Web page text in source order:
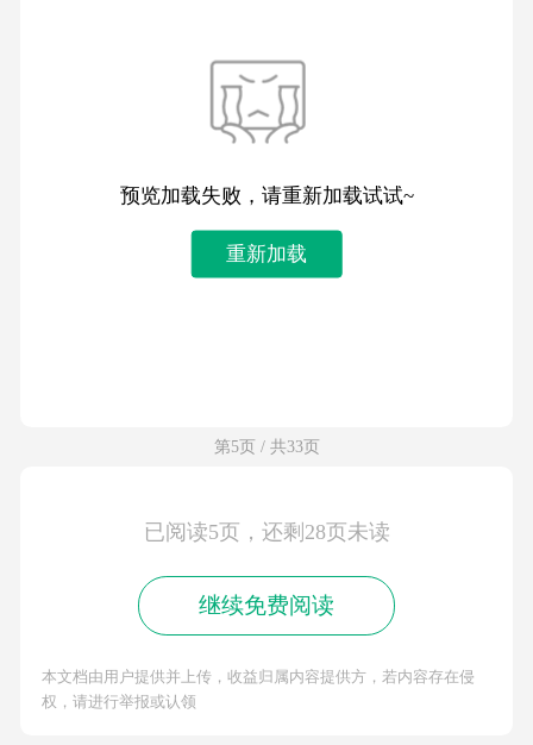
预览加载失败，请重新加载试试~
重新加载
第5页 / 共33页
已阅读5页，还剩28页未读
继续免费阅读
本文档由用户提供并上传，收益归属内容提供方，若内容存在侵
权，请进行举报或认领